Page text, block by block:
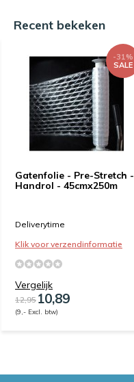
Recent bekeken
Gatenfolie - Pre-Stretch -
Handrol - 45cmx250m
-31%
SALE
Deliverytime
Klik voor verzendinformatie
Vergelijk
12,9510,89
(9,- Excl. btw)